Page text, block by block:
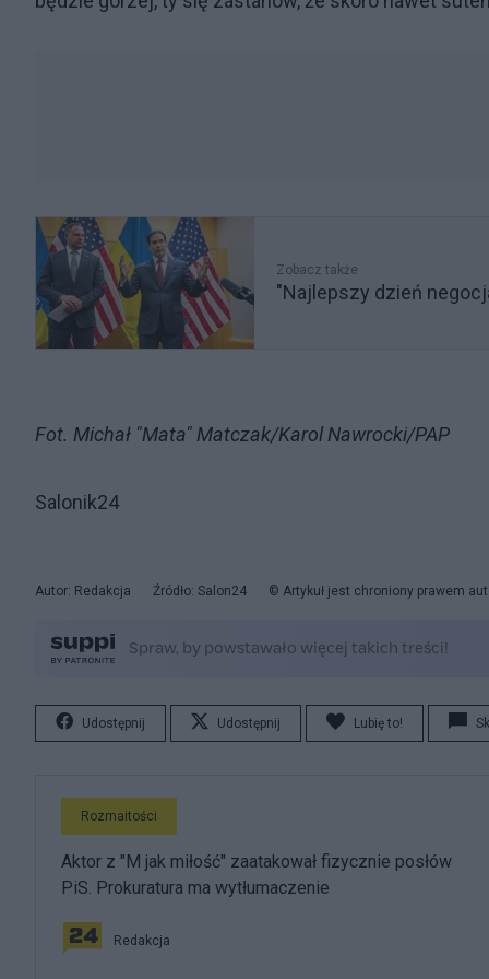
Zobacz także
"Najlepszy dzień
Fot. Michał "Mata" Matczak/Karol Nawrocki/PAP
Salonik24
Autor: Redakcja Źródło: Salon24 © Artykuł jest chroniony prawem
Udostępnij Udostępnij Lubię to!
Rozmaitości
Aktor z "M jak miłość" zaatakował fizycznie posłów
PiS. Prokuratura ma wytłumaczenie
Redakcja